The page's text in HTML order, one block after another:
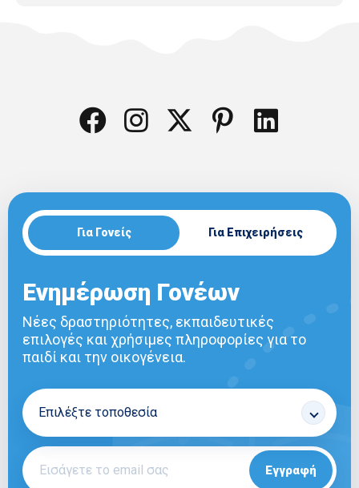
Για Γονείς Για Επιχειρήσεις
Ενημέρωση Γονέων
Νέες δραστηριότητες, εκπαιδευτικές
επιλογές και χρήσιμες πληροφορίες για το
παιδί και την οικογένεια.
Εγγραφή